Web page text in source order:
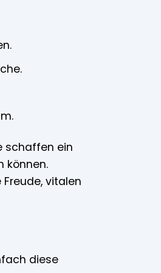
schaffen ein
können.
vitalen
diese